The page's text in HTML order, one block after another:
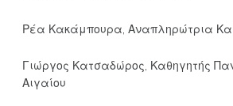
Ρέα Κακάμπουρα, Αναπληρώτρια
Γιώργος Κατσαδώρος, Καθηγητής
Αιγαίου